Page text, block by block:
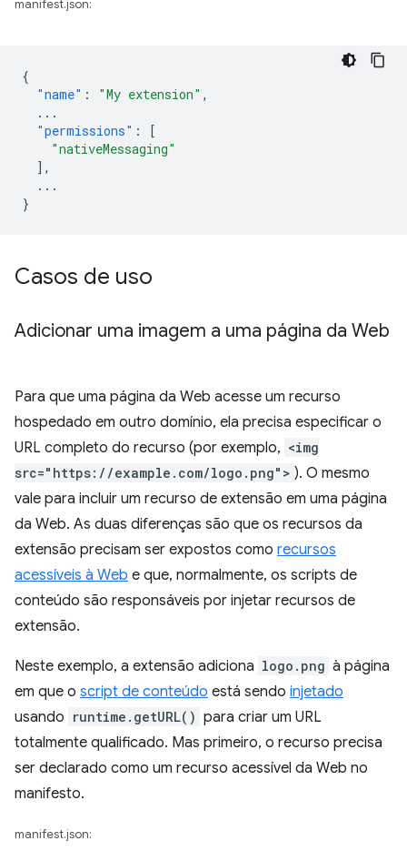
manifest.json:
{
"name" : "My extension" ,
...
"permissions" :
[
"nativeMessaging"
],
...
}
Casos de uso
Adicionar uma imagem a uma página da Web
Para que uma página da Web acesse um recurso
hospedado em outro domínio, ela precisa especificar o
URL completo do recurso (por exemplo, <img
src="https://example.com/logo.png"> ). O mesmo
vale para incluir um recurso de extensão em uma página
da Web. As duas diferenças são que os recursos da
extensão precisam ser expostos como recursos
acessíveis à Web e que, normalmente, os scripts de
conteúdo são responsáveis por injetar recursos de
extensão.
Neste exemplo, a extensão adiciona logo.png à página
em que o script de conteúdo está sendo injetado
usando runtime.getURL() para criar um URL
totalmente qualificado. Mas primeiro, o recurso precisa
ser declarado como um recurso acessível da Web no
manifesto.
manifest.json: